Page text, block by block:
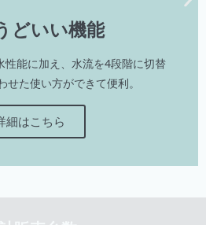
機能
、水流を4段階に切替
ができて便利。